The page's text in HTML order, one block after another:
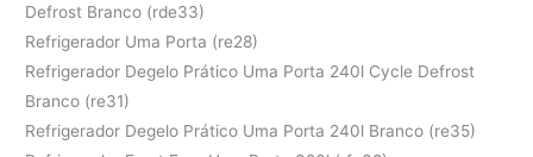
Defrost Branco (rde33)
Refrigerador Uma Porta (re28)
Refrigerador Degelo Prático Uma Porta 240l Cycle Defrost
Branco (re31)
Refrigerador Degelo Prático Uma Porta 240l Branco (re35)